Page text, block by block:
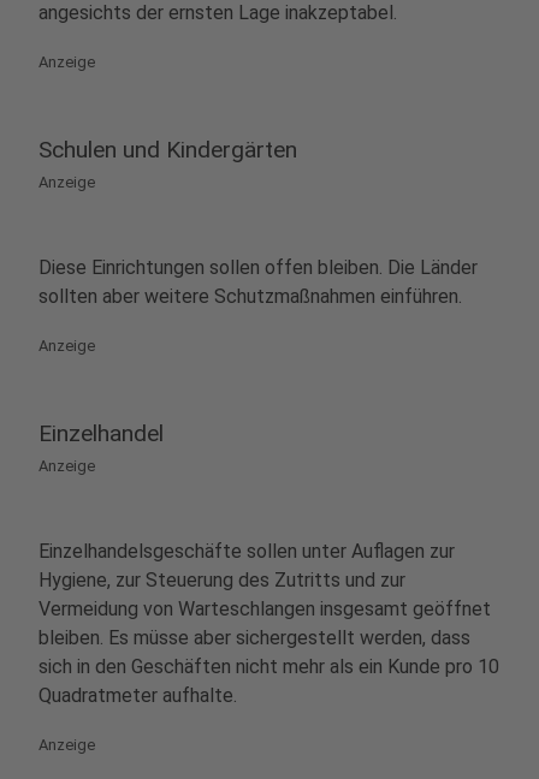
angesichts der ernsten Lage inakzeptabel.
Anzeige
Schulen und Kindergärten
Anzeige
Diese Einrichtungen sollen offen bleiben. Die Länder
sollten aber weitere Schutzmaßnahmen einführen.
Anzeige
Einzelhandel
Anzeige
Einzelhandelsgeschäfte sollen unter Auflagen zur
Hygiene, zur Steuerung des Zutritts und zur
Vermeidung von Warteschlangen insgesamt geöffnet
bleiben. Es müsse aber sichergestellt werden, dass
sich in den Geschäften nicht mehr als ein Kunde pro 10
Quadratmeter aufhalte.
Anzeige